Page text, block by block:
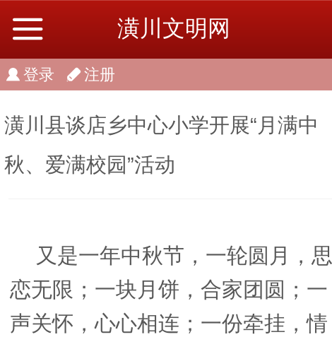
潢川文明网
登录 注册
潢川县谈店乡中心小学开展“月满中
秋、爱满校园”活动
又是一年中秋节，一轮圆月，思
恋无限；一块月饼，合家团圆；一
声关怀，心心相连；一份牵挂，情